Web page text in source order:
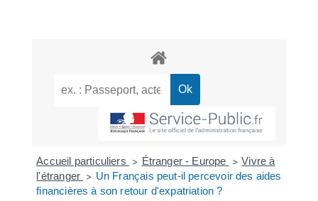
Accueil particuliers > Étranger - Europe > Vivre à
l'étranger > Un Français peut-il percevoir des aides
financières à son retour d'expatriation ?